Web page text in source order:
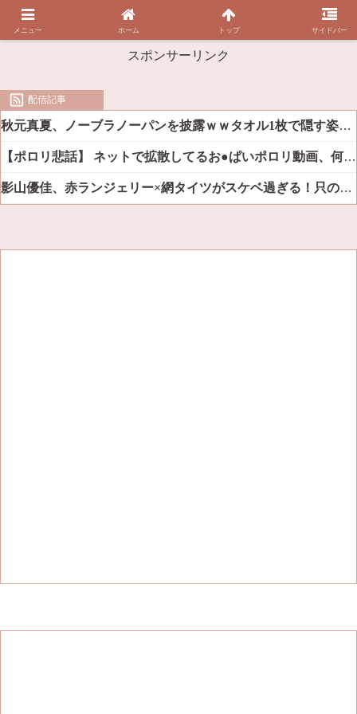
スポンサーリンク
配信記事
秋元真夏、ノーブラノーパンを披露ｗｗタオル1枚で隠す姿がほぼA●女優・・
【ポロリ悲話】 ネットで拡散してるお●ぱいポロリ動画、何故か叩かれる・・・
影山優佳、赤ランジェリー×網タイツがスケベ過ぎる！只の痴女だろ・・・
メニュー ホーム トップ サイドバー